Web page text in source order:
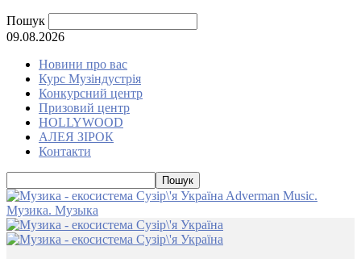
Пошук
09.08.2026
Новини про вас
Курс Музіндустрія
Конкурсний центр
Призовий центр
HOLLYWOOD
АЛЕЯ ЗІРОК
Контакти
Adverman Music.
Музика. Музыка